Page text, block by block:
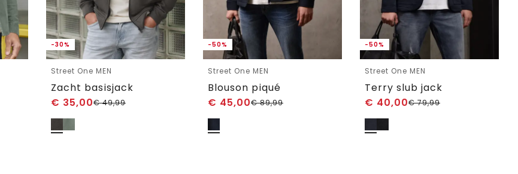
-30%
Street One MEN
Zacht basisjack
€ 35,00€49,99
-50%
Street One MEN
Blouson piqué
€ 45,00€89,99
-50%
Street One MEN
Terry slub jack
€ 40,00€79,99